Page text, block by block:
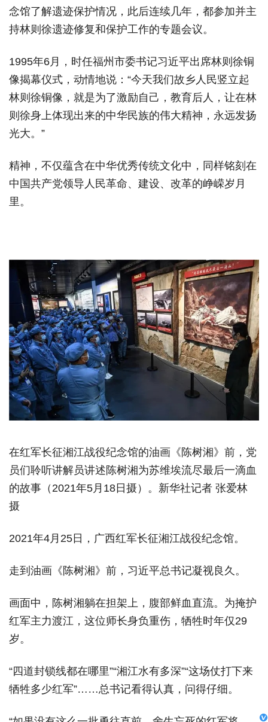
念馆了解遗迹保护情况，此后连续几年，都参加并主
持林则徐遗迹修复和保护工作的专题会议。
1995年6月，时任福州市委书记习近平出席林则徐铜
像揭幕仪式，动情地说：“今天我们故乡人民竖立起
林则徐铜像，就是为了激励自己，教育后人，让在林
则徐身上体现出来的中华民族的伟大精神，永远发扬
光大。”
精神，不仅蕴含在中华优秀传统文化中，同样铭刻在
中国共产党领导人民革命、建设、改革的峥嵘岁月
里。
在红军长征湘江战役纪念馆的油画《陈树湘》前，党
员们聆听讲解员讲述陈树湘为苏维埃流尽最后一滴血
的故事（2021年5月18日摄）。新华社记者 张爱林
摄
2021年4月25日，广西红军长征湘江战役纪念馆。
走到油画《陈树湘》前，习近平总书记凝视良久。
画面中，陈树湘躺在担架上，腹部鲜血直流。为掩护
红军主力渡江，这位师长身负重伤，牺牲时年仅29
岁。
“四道封锁线都在哪里”“湘江水有多深”“这场仗打下来
牺牲多少红军”……总书记看得认真，问得仔细。